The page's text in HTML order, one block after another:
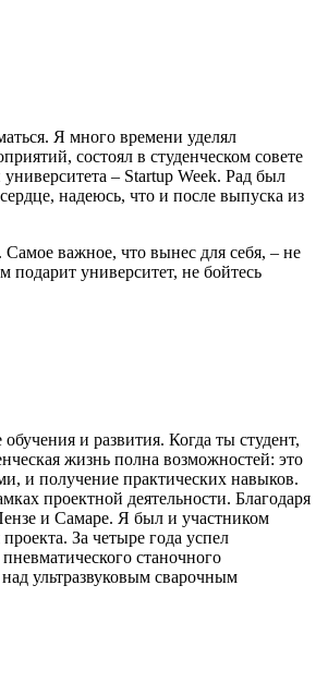
Я много времени уделял
состоял в студенческом совете
– Startup Week. Рад был
надеюсь, что и после выпуска из
важное, что вынес для себя, – не
университет, не бойтесь
и развития. Когда ты студент,
жизнь полна возможностей: это
и получение практических навыков.
проектной деятельности. Благодаря
и Самаре. Я был и участником
За четыре года успел
станочного
ультразвуковым сварочным